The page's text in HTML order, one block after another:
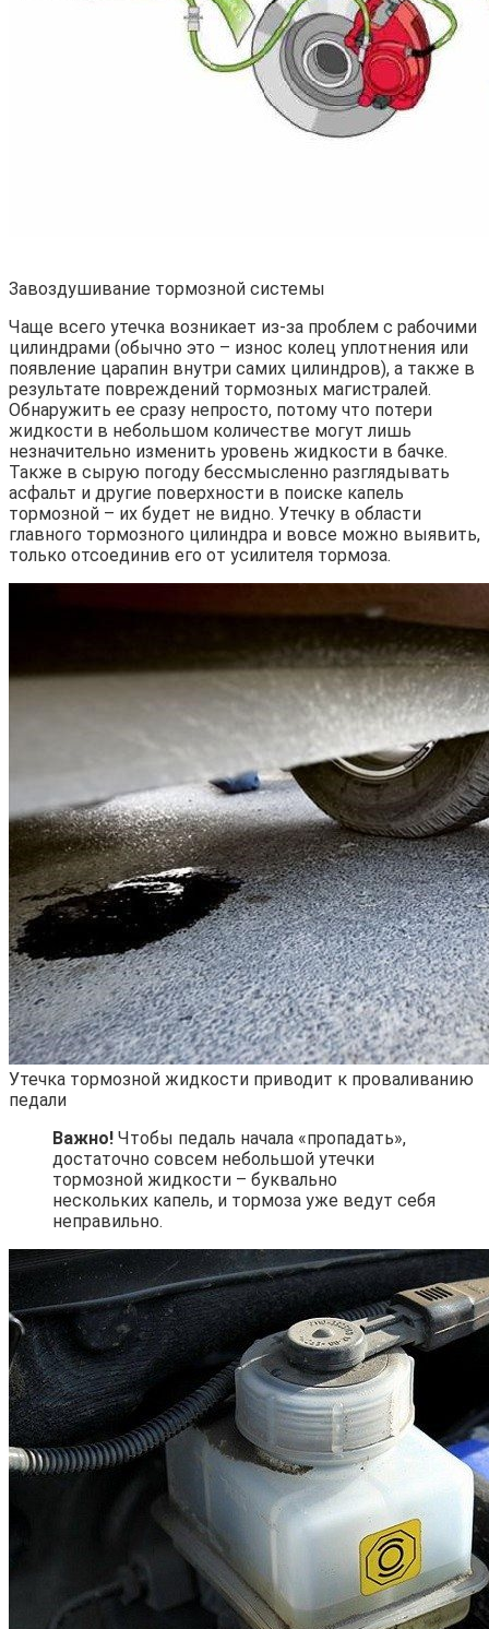
Завоздушивание тормозной системы
Чаще всего утечка возникает из-за проблем с рабочими
цилиндрами (обычно это – износ колец уплотнения или
появление царапин внутри самих цилиндров), а также в
результате повреждений тормозных магистралей.
Обнаружить ее сразу непросто, потому что потери
жидкости в небольшом количестве могут лишь
незначительно изменить уровень жидкости в бачке.
Также в сырую погоду бессмысленно разглядывать
асфальт и другие поверхности в поиске капель
тормозной – их будет не видно. Утечку в области
главного тормозного цилиндра и вовсе можно выявить,
только отсоединив его от усилителя тормоза.
Утечка тормозной жидкости приводит к проваливанию
педали
Важно! Чтобы педаль начала «пропадать»,
достаточно совсем небольшой утечки
тормозной жидкости – буквально
нескольких капель, и тормоза уже ведут себя
неправильно.